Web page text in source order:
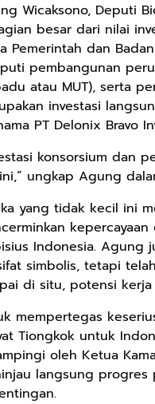
Wicaksono, Deputi
besar dari nilai
Pemerintah dan
pembangunan
atau MUT), serta
investasi
PT Delonix Bravo
konsorsium dan
ungkap Agung
yang tidak kecil ini
Indonesia. Agung
simbolis, tetapi
di situ, potensi
mempertegas
Tiongkok untuk
oleh Ketua
langsung